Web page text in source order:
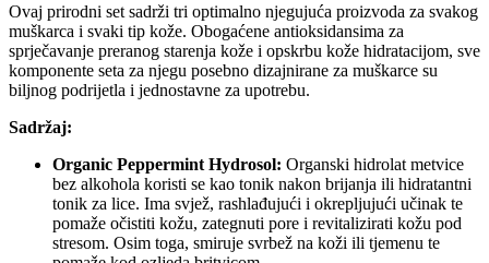
Ovaj prirodni set sadrži tri optimalno njegujuća proizvoda za svakog
muškarca i svaki tip kože. Obogaćene antioksidansima za
sprječavanje preranog starenja kože i opskrbu kože hidratacijom, sve
komponente seta za njegu posebno dizajnirane za muškarce su
biljnog podrijetla i jednostavne za upotrebu.
Sadržaj:
Organic Peppermint Hydrosol: Organski hidrolat metvice
bez alkohola koristi se kao tonik nakon brijanja ili hidratantni
tonik za lice. Ima svjež, rashlađujući i okrepljujući učinak te
pomaže očistiti kožu, zategnuti pore i revitalizirati kožu pod
stresom. Osim toga, smiruje svrbež na koži ili tjemenu te